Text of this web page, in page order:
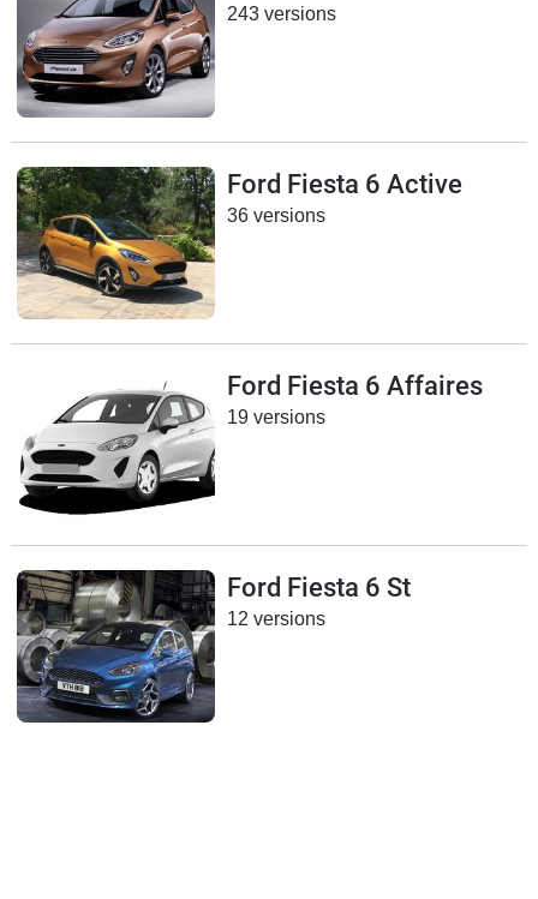
243 versions
Ford Fiesta 6 Active
36 versions
Ford Fiesta 6 Affaires
19 versions
Ford Fiesta 6 St
12 versions